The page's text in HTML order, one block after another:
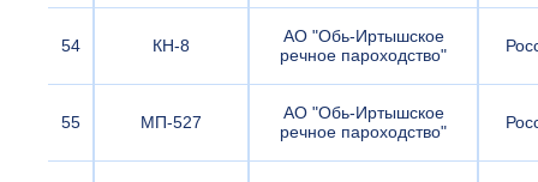
54 КН-8
АО "Обь-Иртышское
речное пароходство"
55 МП-527
АО "Обь-Иртышское
речное пароходство"